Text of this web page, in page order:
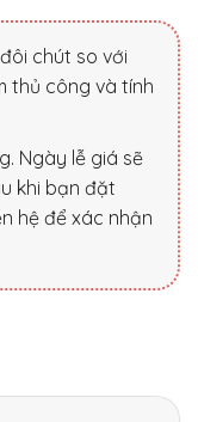
chút so với
thủ công và tính
Ngày lễ giá sẽ
khi bạn đặt
hệ để xác nhận